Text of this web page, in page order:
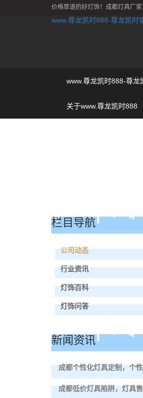
价格厚道的好灯饰！成都灯具厂家
www.尊龙凯时888-尊龙凯时
www.尊龙凯时888-尊龙
关于www.尊龙凯时888
栏目导航
公司动态
行业资讯
灯饰百科
灯饰问答
新闻资讯